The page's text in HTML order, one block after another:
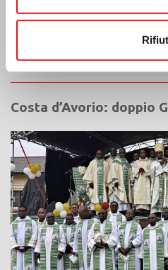
Costa d’Avorio: doppio